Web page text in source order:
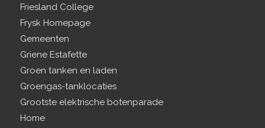
Friesland College
Frysk Homepage
Gemeenten
Griene Estafette
Groen tanken en laden
Groengas-tanklocaties
Grootste elektrische botenparade
Home